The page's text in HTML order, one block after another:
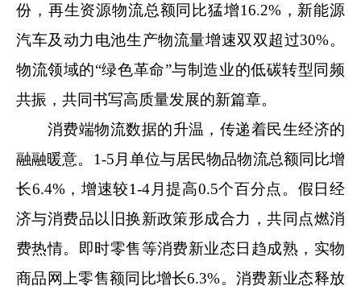
份，再生资源物流总额同比猛增16.2%，新能源
汽车及动力电池生产物流量增速双双超过30%。
物流领域的“绿色革命”与制造业的低碳转型同频
共振，共同书写高质量发展的新篇章。
消费端物流数据的升温，传递着民生经济的
融融暖意。 1-5 月单位与居民物品物流总额同比增
长6.4%，增速较1-4 月提高0.5个百分点 。假日经
济与消费品以旧换新政策形成合力，共同点燃消
费热情。即时零售等消费新业态日趋成熟，实物
商品网上零售额同比增长6.3%。消费新业态释放